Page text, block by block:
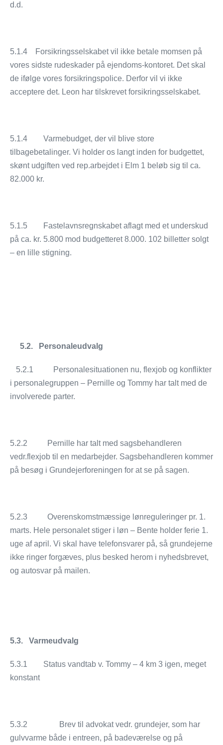
d.d.
5.1.4 Forsikringsselskabet vil ikke betale momsen på
vores sidste rudeskader på ejendoms-kontoret. Det skal
de ifølge vores forsikringspolice. Derfor vil vi ikke
acceptere det. Leon har tilskrevet forsikringsselskabet.
5.1.4 Varmebudget, der vil blive store
tilbagebetalinger. Vi holder os langt inden for budgettet,
skønt udgiften ved rep.arbejdet i Elm 1 beløb sig til ca.
82.000 kr.
5.1.5 Fastelavnsregnskabet aflagt med et underskud
på ca. kr. 5.800 mod budgetteret 8.000. 102 billetter solgt
– en lille stigning.
5.2. Personaleudvalg
5.2.1
Personalesituationen nu, flexjob og konflikter
i personalegruppen – Pernille og Tommy har talt med de
involverede parter.
5.2.2 Pernille har talt med sagsbehandleren
vedr.flexjob til en medarbejder. Sagsbehandleren kommer
på besøg i Grundejerforeningen for at se på sagen.
5.2.3 Overenskomstmæssige lønreguleringer pr. 1.
marts. Hele personalet stiger i løn – Bente holder ferie 1.
uge af april. Vi skal have telefonsvarer på, så grundejerne
ikke ringer forgæves, plus besked herom i nyhedsbrevet,
og autosvar på mailen.
5.3. Varmeudvalg
5.3.1 Status vandtab v. Tommy – 4 km 3 igen, meget
konstant
5.3.2 Brev til advokat vedr. grundejer, som har
gulvvarme både i entreen, på badeværelse og på